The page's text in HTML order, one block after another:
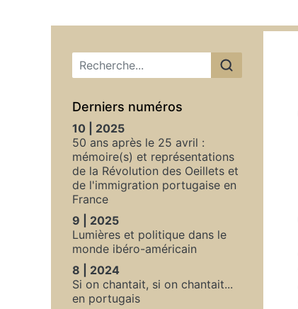
Menu principal
Derniers numéros
10 | 2025
50 ans après le 25 avril :
mémoire(s) et représentations
de la Révolution des Oeillets et
de l'immigration portugaise en
France
9 | 2025
Lumières et politique dans le
monde ibéro-américain
8 | 2024
Si on chantait, si on chantait...
en portugais